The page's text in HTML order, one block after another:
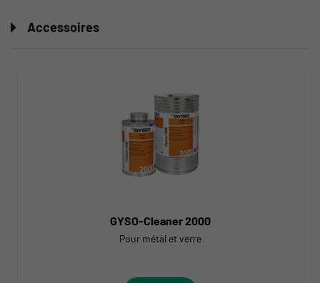
Accessoires
GYSO-Cleaner 2000
Pour métal et verre